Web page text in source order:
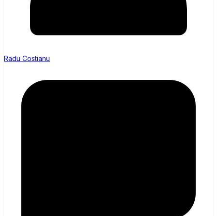
Radu Costianu